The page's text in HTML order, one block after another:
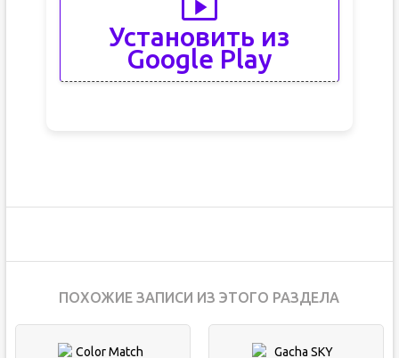
Установить из
Google Play
ПОХОЖИЕ ЗАПИСИ ИЗ ЭТОГО РАЗДЕЛА